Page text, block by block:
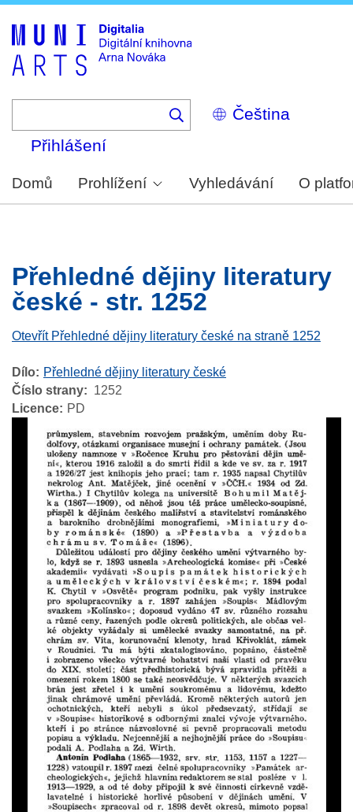
Select
your
Přihlášení
Domů Prohlížení Vyhledávání O
Přehledné dějiny literatury
české - str. 1252
Otevřít Přehledné dějiny literatury české na straně 1252
Dílo
Přehledné dějiny literatury české
Číslo strany
1252
Licence
PD